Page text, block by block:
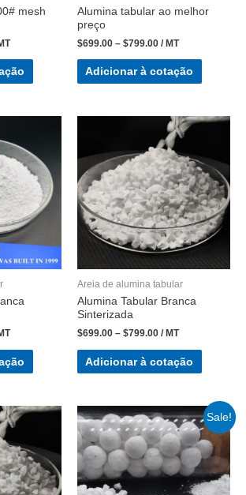
mesh
Alumina tabular ao melhor
preço
$699.00 – $799.00 / MT
Adicionar à cotação
Areia de alumina tabular
Alumina Tabular Branca
Sinterizada
$699.00 – $799.00 / MT
Adicionar à cotação
Sale!